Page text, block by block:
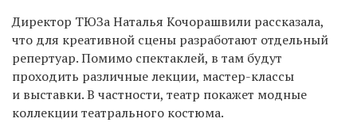
Директор ТЮЗа Наталья Кочорашвили рассказала,
что для креативной сцены разработают отдельный
репертуар. Помимо спектаклей, в там будут
проходить различные лекции, мастер-классы
и выставки. В частности, театр покажет модные
коллекции театрального костюма.